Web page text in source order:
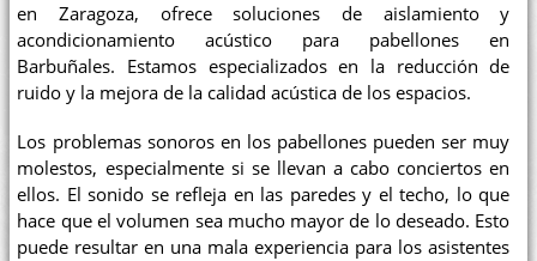
en Zaragoza, ofrece soluciones de aislamiento y
acondicionamiento acústico para pabellones en
Barbuñales. Estamos especializados en la reducción de
ruido y la mejora de la calidad acústica de los espacios.
Los problemas sonoros en los pabellones pueden ser muy
molestos, especialmente si se llevan a cabo conciertos en
ellos. El sonido se refleja en las paredes y el techo, lo que
hace que el volumen sea mucho mayor de lo deseado. Esto
puede resultar en una mala experiencia para los asistentes